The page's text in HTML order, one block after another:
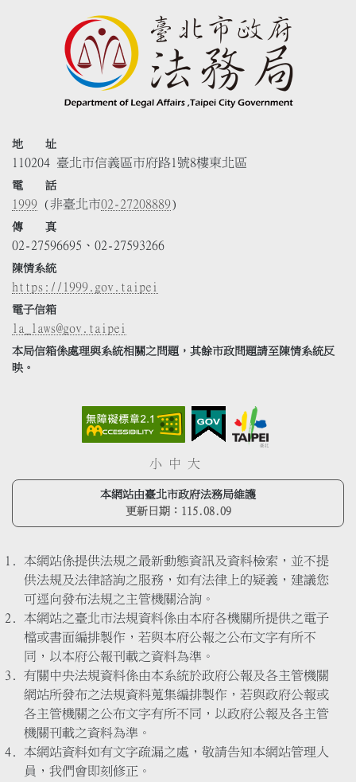
地 址
110204 臺北市信義區市府路1號8樓東北區
電 話
1999 (非臺北市02-27208889)
傳 真
02-27596695、02-27593266
陳情系統
https://1999.gov.taipei
電子信箱
la_laws@gov.taipei
本局信箱係處理與系統相關之問題，其餘市政問題請至陳情系統反
映。
小 中 大
本網站由臺北市政府法務局維護
更新日期： 115.08.09
本網站係提供法規之最新動態資訊及資料檢索，並不提
供法規及法律諮詢之服務，如有法律上的疑義，建議您
可逕向發布法規之主管機關洽詢。
本網站之臺北市法規資料係由本府各機關所提供之電子
檔或書面編排製作，若與本府公報之公布文字有所不
同，以本府公報刊載之資料為準。
有關中央法規資料係由本系統於政府公報及各主管機關
網站所發布之法規資料蒐集編排製作，若與政府公報或
各主管機關之公布文字有所不同，以政府公報及各主管
機關刊載之資料為準。
本網站資料如有文字疏漏之處，敬請告知本網站管理人
員，我們會即刻修正。